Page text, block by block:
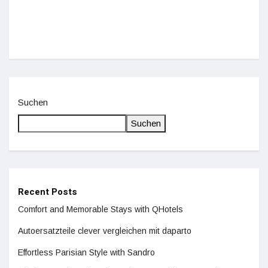
Suchen
Suchen
Recent Posts
Comfort and Memorable Stays with QHotels
Autoersatzteile clever vergleichen mit daparto
Effortless Parisian Style with Sandro